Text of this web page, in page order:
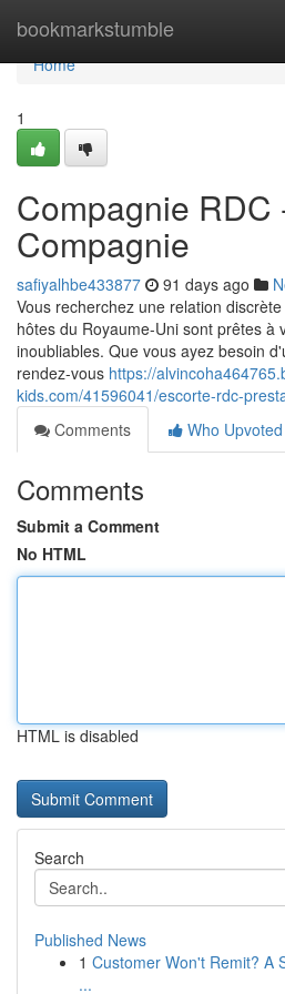
bookmarkstumble
Home
Home
1
Compagnie RDC
Compagnie
safiyalhbe433877 91 days ago
Vous recherchez une relation
hôtes du Royaume-Uni sont prêtes à
inoubliables. Que vous ayez besoin
rendez-vous https://
kids.com/41596041/escorte-rdc-
Comments
Who Upvoted
Comments
Submit a Comment
No HTML
HTML is disabled
Search
Published News
1 Customer Won't Remit? A
...